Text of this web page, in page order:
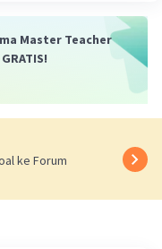
Master Teacher
ke Forum